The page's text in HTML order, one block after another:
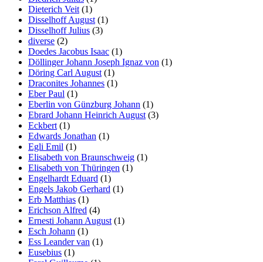
Dieterich Veit (1)
Disselhoff August (1)
Disselhoff Julius (3)
diverse (2)
Doedes Jacobus Isaac (1)
Döllinger Johann Joseph Ignaz von (1)
Döring Carl August (1)
Draconites Johannes (1)
Eber Paul (1)
Eberlin von Günzburg Johann (1)
Ebrard Johann Heinrich August (3)
Eckbert (1)
Edwards Jonathan (1)
Egli Emil (1)
Elisabeth von Braunschweig (1)
Elisabeth von Thüringen (1)
Engelhardt Eduard (1)
Engels Jakob Gerhard (1)
Erb Matthias (1)
Erichson Alfred (4)
Ernesti Johann August (1)
Esch Johann (1)
Ess Leander van (1)
Eusebius (1)